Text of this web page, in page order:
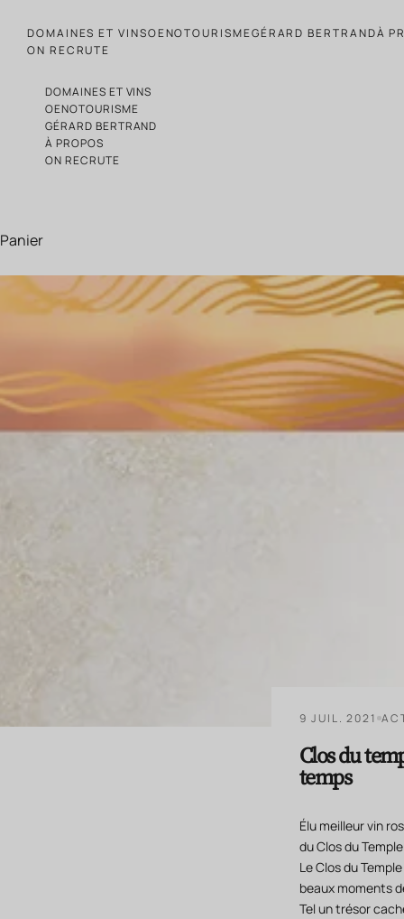
DOMAINES ET VINSOENOTOURISMEGÉRARD BERTRANDÀ
ON RECRUTE
DOMAINES ET VINS
OENOTOURISME
GÉRARD BERTRAND
À PROPOS
ON RECRUTE
Panier
9 JUIL. 2021
Clos du
temps
Élu meilleur vin
du Clos du
Le Clos du
beaux moments
Tel un trésor